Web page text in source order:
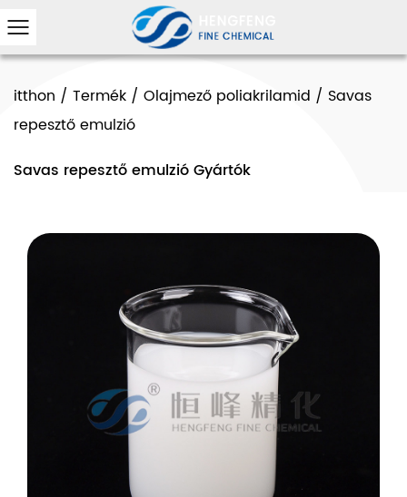
itthon / Termék / Olajmező poliakrilamid / Savas
repesztő emulzió
Savas repesztő emulzió Gyártók